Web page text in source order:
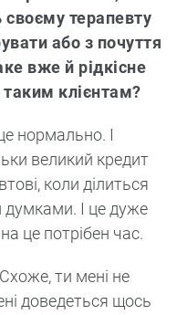
терапевту
або з почуття
вже й рідкісне
клієнтам?
нормально. І
великий кредит
коли ділиться
І це дуже
це потрібен час.
ти мені не
доведеться щось